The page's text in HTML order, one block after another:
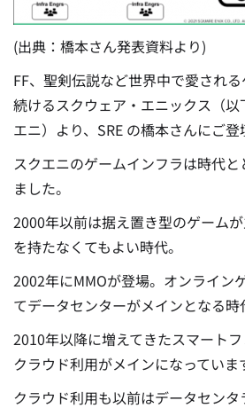
(出典：橋本さん発表資料より)
FF、聖剣伝説など世界中で愛され
続けるスクウェア・エニックス（
エニ）より、SRE の橋本さんにご登
スクエニのゲームインフラは時代
ました。
2000年以前は据え置き型のゲーム
を持たなくてもよい時代。
2002年にMMOが登場。オンライン
てデータセンターがメインとなる時
2010年以降に増えてきたスマート
クラウド利用がメインになっていま
クラウド利用も以前はデータセン